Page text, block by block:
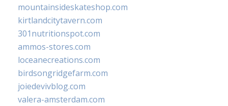
mountainsideskateshop.com
kirtlandcitytavern.com
301nutritionspot.com
ammos-stores.com
loceanecreations.com
birdsongridgefarm.com
joiedevivblog.com
valera-amsterdam.com